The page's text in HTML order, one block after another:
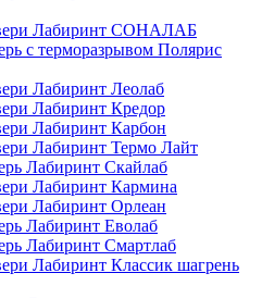
Лабиринт СОНАЛАБ
с терморазрывом Полярис
Лабиринт Леолаб
Лабиринт Кредор
Лабиринт Карбон
Лабиринт Термо Лайт
Лабиринт Скайлаб
Лабиринт Кармина
Лабиринт Орлеан
Лабиринт Еволаб
Лабиринт Смартлаб
Лабиринт Классик шагрень